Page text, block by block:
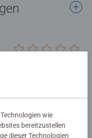
wie
bereitzustellen
dieser Technologien